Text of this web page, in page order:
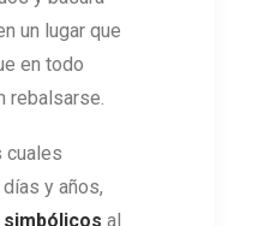
un lugar que
en todo
rebalsarse.
cuales
y años,
al